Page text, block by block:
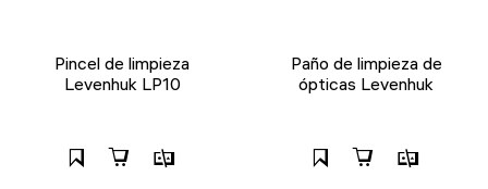
Pincel de limpieza
Levenhuk LP10
Paño de limpieza de
ópticas Levenhuk